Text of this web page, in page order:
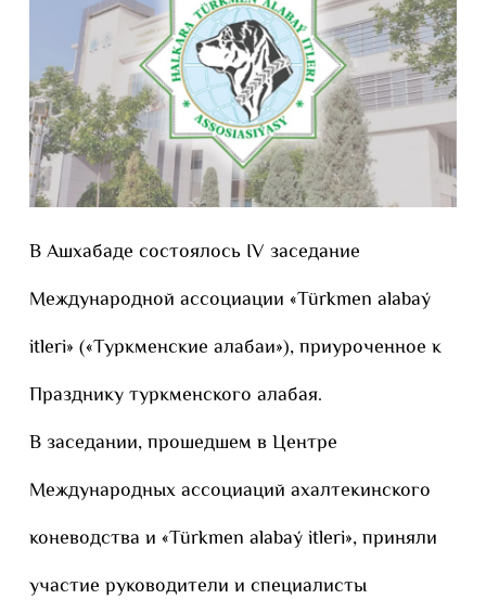
В Ашхабаде состоялось IV заседание
Международной ассоциации «Türkmen alabaý
itleri» («Туркменские алабаи»), приуроченное к
Празднику туркменского алабая.
В заседании, прошедшем в Центре
Международных ассоциаций ахалтекинского
коневодства и «Türkmen alabaý itleri», приняли
участие руководители и специалисты